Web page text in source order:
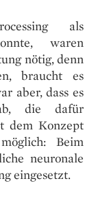
als
waren
nötig, denn
braucht es
aber, dass es
die dafür
dem Konzept
Beim
neuronale
eingesetzt.